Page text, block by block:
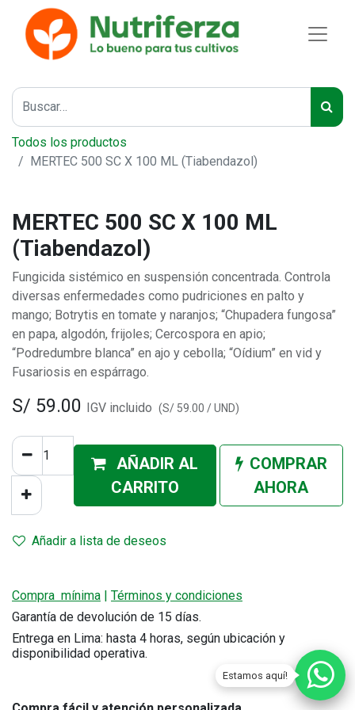
Estamos aquí!
Todos los productos
MERTEC 500 SC X 100 ML (Tiabendazol)
MERTEC 500 SC X 100 ML
(Tiabendazol)
Fungicida sistémico en suspensión concentrada. Controla
diversas enfermedades como pudriciones en palto y
mango; Botrytis en tomate y naranjos; “Chupadera fungosa”
en papa, algodón, frijoles; Cercospora en apio;
“Podredumbre blanca” en ajo y cebolla; “Oídium” en vid y
Fusariosis en espárrago.
S/ 59.00 IGV incluido (S/ 59.00 /UND)
AÑADIR AL
CARRITO
COMPRAR
AHORA
Añadir a lista de deseos
Compra mínima | Términos y condiciones
Garantía de devolución de 15 días.
Entrega en Lima: hasta 4 horas, según ubicación y
disponibilidad operativa.